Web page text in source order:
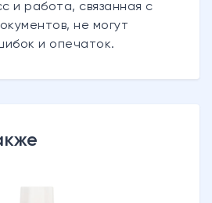
и работа, связанная с
не могут
и опечаток.